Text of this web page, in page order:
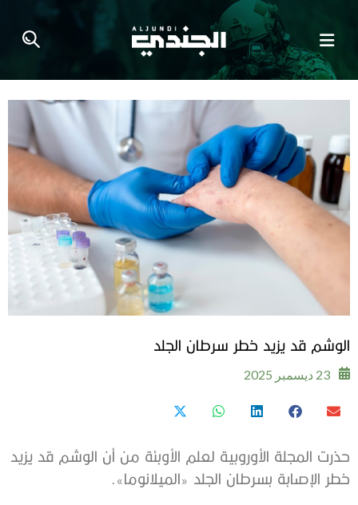
الوشم قد يزيد خطر سرطان الجلد
23 ديسمبر 2025
حذرت المجلة الأوروبية لعلم الأوبئة من أن الوشم قد يزيد
خطر الإصابة بسرطان الجلد «الميلانوما».